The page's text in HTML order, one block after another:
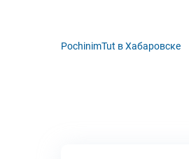
PochinimTut в Хабаровске